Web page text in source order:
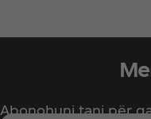
Abonohuni tani për